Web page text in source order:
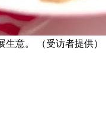
意。 （受访者提供）